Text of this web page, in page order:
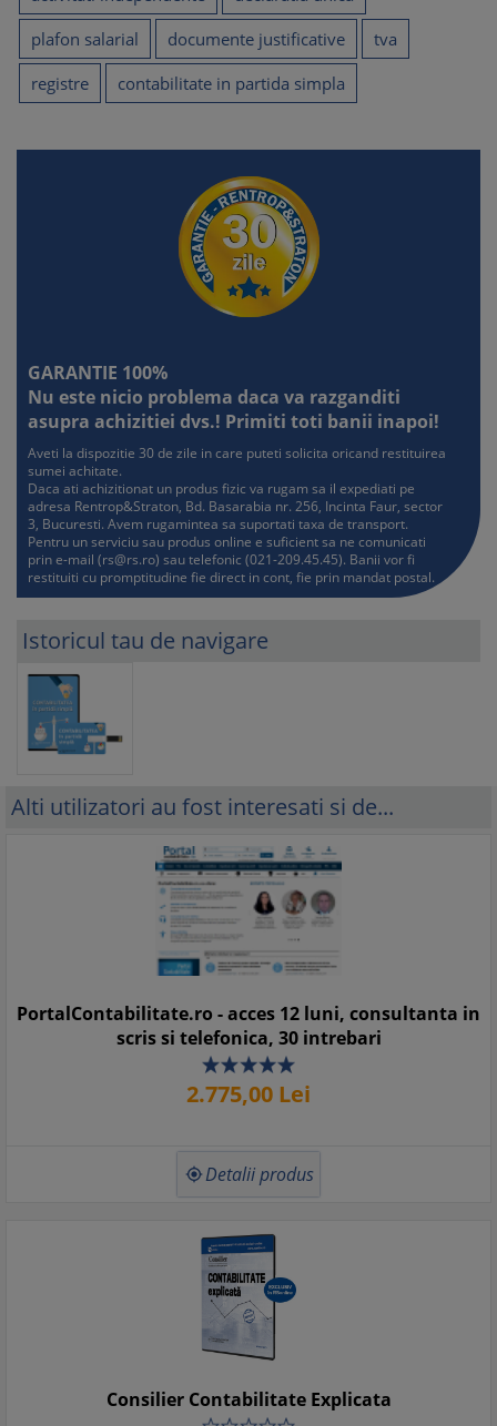
plafon salarial
documente justificative
tva
registre
contabilitate in partida simpla
GARANTIE 100%
Nu este nicio problema daca va razganditi
asupra achizitiei dvs.! Primiti toti banii inapoi!
Aveti la dispozitie 30 de zile in care puteti solicita oricand restituirea
sumei achitate.
Daca ati achizitionat un produs fizic va rugam sa il expediati pe
adresa Rentrop&Straton, Bd. Basarabia nr. 256, Incinta Faur, sector
3, Bucuresti. Avem rugamintea sa suportati taxa de transport.
Pentru un serviciu sau produs online e suficient sa ne comunicati
prin e-mail (rs@rs.ro) sau telefonic (021-209.45.45). Banii vor fi
restituiti cu promptitudine fie direct in cont, fie prin mandat postal.
Istoricul tau de navigare
Alti utilizatori au fost interesati si de...
PortalContabilitate.ro - acces 12 luni, consultanta in
scris si telefonica, 30 intrebari
2.775,00 Lei
 Detalii produs
Consilier Contabilitate Explicata